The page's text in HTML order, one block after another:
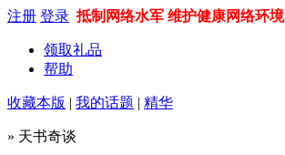
注册 登录 抵制网络水军 维护健康网络环境
领取礼品
帮助
收藏本版 | 我的话题 | 精华
» 天书奇谈